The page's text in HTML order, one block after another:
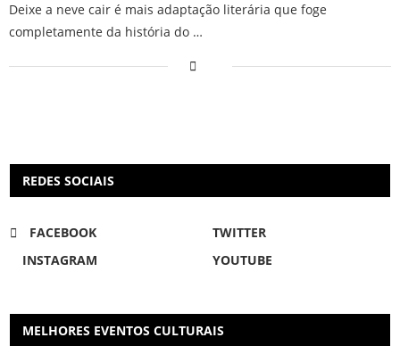
Deixe a neve cair é mais adaptação literária que foge
completamente da história do …
REDES SOCIAIS
FACEBOOK
TWITTER
INSTAGRAM
YOUTUBE
MELHORES EVENTOS CULTURAIS